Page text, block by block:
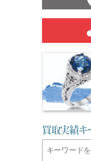
買取実績キ